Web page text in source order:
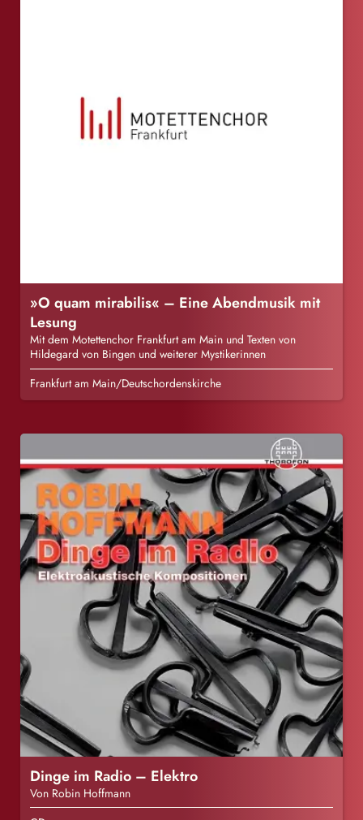
»O quam mirabilis« – Eine Abendmusik mit
Lesung
Mit dem Motettenchor Frankfurt am Main und Texten von
Hildegard von Bingen und weiterer Mystikerinnen
Frankfurt am Main/Deutschordenskirche
Dinge im Radio – Elektro
Von Robin Hoffmann